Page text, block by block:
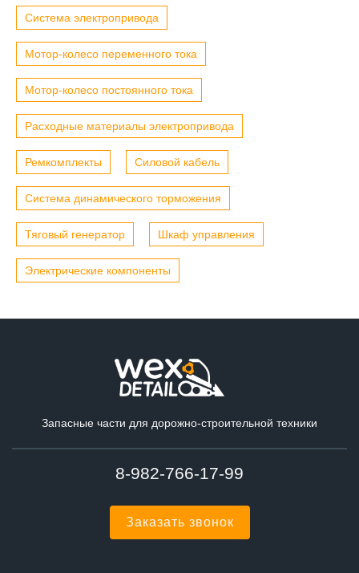
Система электропривода
Мотор-колесо переменного тока
Мотор-колесо постоянного тока
Расходные материалы электропривода
Ремкомплекты Силовой кабель
Система динамического торможения
Тяговый генератор Шкаф управления
Электрические компоненты
Запасные части для дорожно-строительной техники
8-982-766-17-99
Заказать звонок